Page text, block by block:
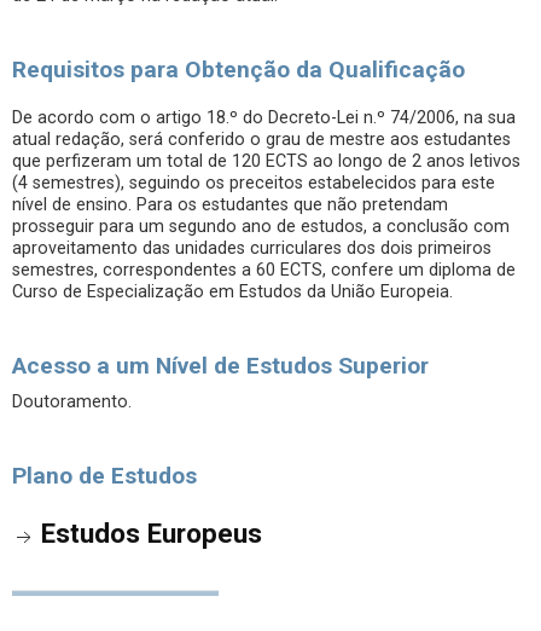
Requisitos para Obtenção da Qualificação
De acordo com o artigo 18.º do Decreto-Lei n.º 74/2006, na sua
atual redação, será conferido o grau de mestre aos estudantes
que perfizeram um total de 120 ECTS ao longo de 2 anos letivos
(4 semestres), seguindo os preceitos estabelecidos para este
nível de ensino. Para os estudantes que não pretendam
prosseguir para um segundo ano de estudos, a conclusão com
aproveitamento das unidades curriculares dos dois primeiros
semestres, correspondentes a 60 ECTS, confere um diploma de
Curso de Especialização em Estudos da União Europeia.
Acesso a um Nível de Estudos Superior
Doutoramento.
Plano de Estudos
Estudos Europeus